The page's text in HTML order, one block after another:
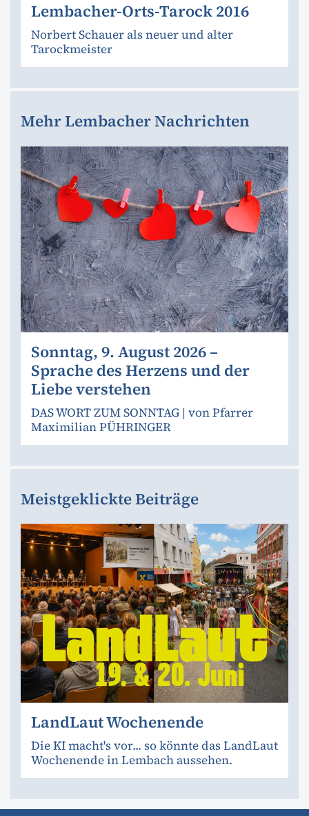
Lembacher-Orts-Tarock 2016
Norbert Schauer als neuer und alter
Tarockmeister
Mehr Lembacher Nachrichten
Sonntag, 9. August 2026 –
Sprache des Herzens und der
Liebe verstehen
DAS WORT ZUM SONNTAG | von Pfarrer
Maximilian PÜHRINGER
Meistgeklickte Beiträge
LandLaut Wochenende
Die KI macht's vor... so könnte das LandLaut
Wochenende in Lembach aussehen.